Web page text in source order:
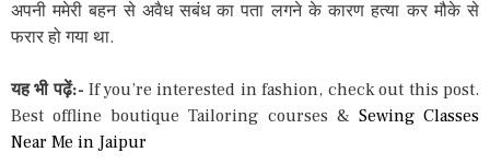
अपनी ममेरी बहन से अवैध सबंध का पता लगने के कारण हत्या कर मौके से
फरार हो गया था.
यह भी पढ़ें:- If you’re interested in fashion, check out this post.
Best offline boutique Tailoring courses & Sewing Classes
Near Me in Jaipur